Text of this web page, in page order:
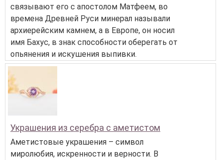
связывают его с апостолом Матфеем, во
времена Древней Руси минерал называли
архиерейским камнем, а в Европе, он носил
имя Бахус, в знак способности оберегать от
опьянения и искушения выпивки.
Украшения из серебра с аметистом
Аметистовые украшения – символ
миролюбия, искренности и верности. В